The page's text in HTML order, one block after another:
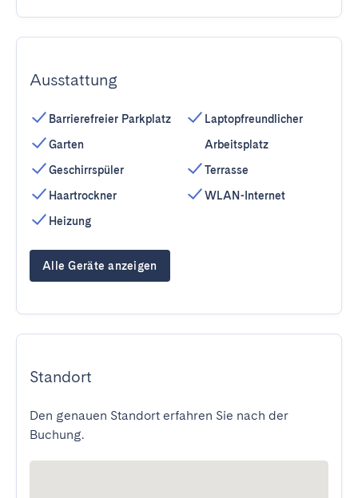
Ausstattung
Barrierefreier Parkplatz
Garten
Geschirrspüler
Haartrockner
Heizung
Laptopfreundlicher
Arbeitsplatz
Terrasse
WLAN-Internet
Alle Geräte anzeigen
Standort
Den genauen Standort erfahren Sie nach der
Buchung.